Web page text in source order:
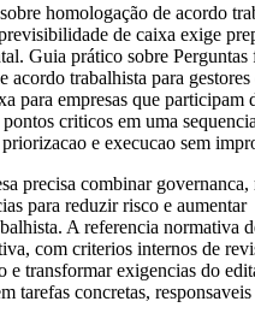
homologação de acordo
de caixa exige
Guia prático sobre Perguntas
acordo trabalhista para
para empresas que participam
criticos em uma
e execucao sem
precisa combinar governanca,
para reduzir risco e aumentar
A referencia normativa
com criterios internos de
e transformar exigencias do
tarefas concretas,